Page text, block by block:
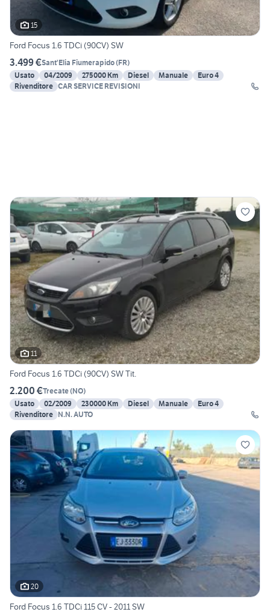
15
Ford Focus 1.6 TDCi (90CV) SW
3.499 €Sant'Elia Fiumerapido(FR)
Usato
04/2009 275000 Km Diesel Manuale
Euro 4
Rivenditore CAR SERVICE REVISIONI
11
Ford Focus 1.6 TDCi (90CV) SW Tit.
2.200 €Trecate(NO)
Usato
02/2009 230000 Km Diesel Manuale
Euro 4
Rivenditore N.N. AUTO
20
Ford Focus 1.6 TDCi 115 CV - 2011 SW